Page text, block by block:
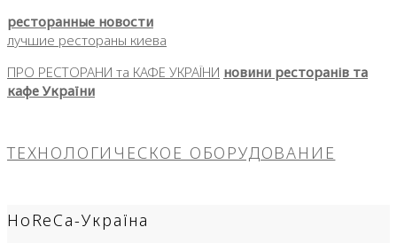
ресторанные новости
лучшие рестораны киева
ПРО РЕСТОРАНИ та КАФЕ УКРАЇНИ новини ресторанів та
кафе України
ТЕХНОЛОГИЧЕСКОЕ ОБОРУДОВАНИЕ
HoReCa-Україна